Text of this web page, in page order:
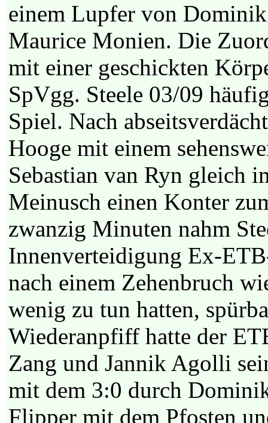
einem Lupfer von
Maurice Monien. Die
mit einer geschickten
SpVgg. Steele 03/09
Spiel. Nach
Hooge mit einem
Sebastian van Ryn gleich
Meinusch einen Konter
zwanzig Minuten nahm
Innenverteidigung Ex-
nach einem Zehenbruch
wenig zu tun hatten,
Wiederanpfiff hatte der
Zang und Jannik Agolli
mit dem 3:0 durch
Flipper mit dem Pfosten